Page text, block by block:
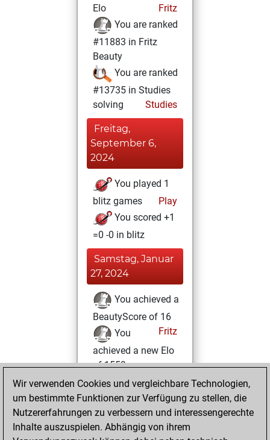
Elo
Fritz
You are ranked
#11883 in Fritz
Beauty
You are ranked
#13735 in Studies
solving
Studies
Freitag,
September 6,
2024
You played 1
blitz games
Play
You scored +1
=0 -0 in blitz
Samstag, Januar
27, 2024
You achieved a
BeautyScore of 16
Fritz
You
achieved a new Elo
of 1559
Samstag, Juli 23,
2022
You created
Wir verwenden Cookies und vergleichbare Technologien,
um bestimmte Funktionen zur Verfügung zu stellen, die
Nutzererfahrungen zu verbessern und interessengerechte
Inhalte auszuspielen. Abhängig von ihrem